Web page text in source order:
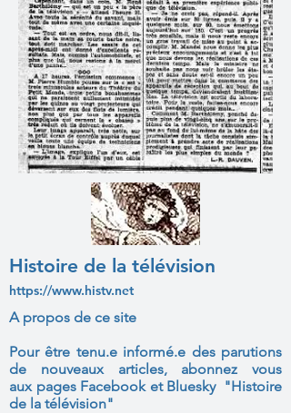
Histoire de la télévision
https://www.histv.net
A propos de ce site
Pour être tenu.e informé.e des parutions
de nouveaux articles, abonnez vous
aux pages Facebook et Bluesky "Histoire
de la télévision"